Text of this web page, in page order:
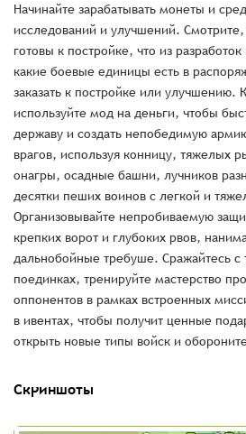
Начинайте зарабатывать монеты и
исследований и улучшений.
готовы к постройке, что из
какие боевые единицы есть в
заказать к постройке или улучшению.
используйте мод на деньги, чтобы
державу и создать непобедимую
врагов, используя конницу, тяжелых
онагры, осадные башни, лучников
десятки пеших воинов с легкой и
Организовывайте непробиваемую
крепких ворот и глубоких рвов,
дальнобойные требуше. Сражайтесь с
поединках, тренируйте мастерство
оппонентов в рамках встроенных
в ивентах, чтобы получит ценные
открыть новые типы войск и
Скриншоты